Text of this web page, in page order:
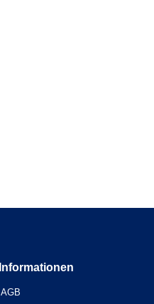
Informationen
AGB